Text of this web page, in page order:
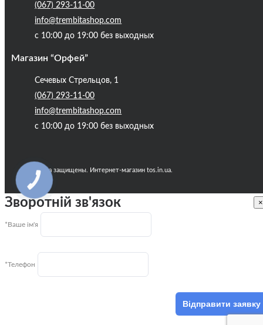
Публічна оферта
Бренди
Блог
(067) 293-11-00
info@trembitashop.com
с 10:00 до 19:00 без выходных
Магазин “Орфей”
Сечевых Стрельцов, 1
(067) 293-11-00
info@trembitashop.com
с 10:00 до 19:00 без выходных
Все права защищены. Интернет-магазин tos.in.ua.
Зворотній зв'язок ×
*Ваше ім'я
*Телефон
Відправити заявку
КНОПКА
ЗВ'ЯЗКУ